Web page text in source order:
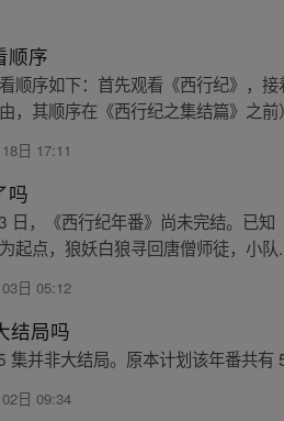
顺序
顺序如下：首先观看《西行纪》，
，其顺序在《西行纪之集结篇》之
日 17:11
吗
日，《西行纪年番》尚未完结。已
起点，狼妖白狼寻回唐僧师徒，小队
日 05:12
结局吗
集并非大结局。原本计划该年番共有
日 09:34